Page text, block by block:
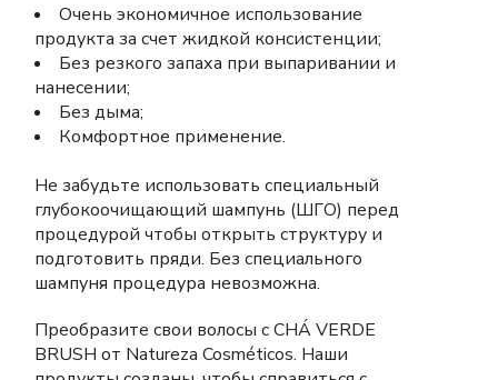
Очень экономичное использование
продукта за счет жидкой консистенции;
Без резкого запаха при выпаривании и
нанесении;
Без дыма;
Комфортное применение.
Не забудьте использовать специальный
глубокоочищающий шампунь (ШГО) перед
процедурой чтобы открыть структуру и
подготовить пряди. Без специального
шампуня процедура невозможна.
Преобразите свои волосы с CHÁ VERDE
BRUSH от Natureza Cosméticos. Наши